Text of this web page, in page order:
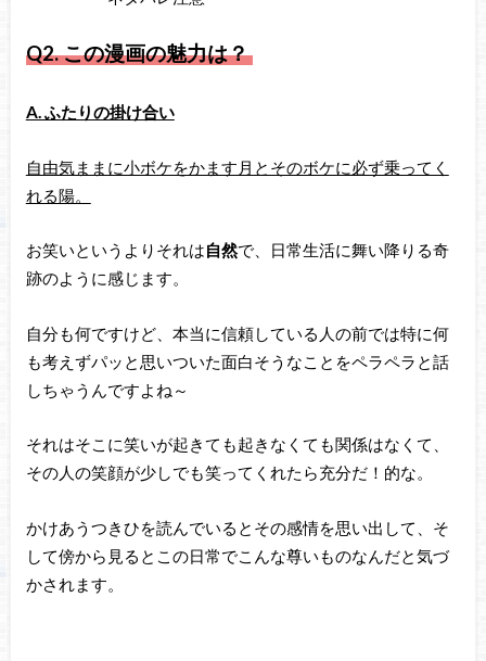
Q2.この漫画の魅力は？
A. ふたりの掛け合い
自由気ままに小ボケをかます月とそのボケに必ず乗ってく
れる陽。
お笑いというよりそれは自然で、日常生活に舞い降りる奇
跡のように感じます。
自分も何ですけど、本当に信頼している人の前では特に何
も考えずパッと思いついた面白そうなことをペラペラと話
しちゃうんですよね～
それはそこに笑いが起きても起きなくても関係はなくて、
その人の笑顔が少しでも笑ってくれたら充分だ！的な。
かけあうつきひを読んでいるとその感情を思い出して、そ
して傍から見るとこの日常でこんな尊いものなんだと気づ
かされます。